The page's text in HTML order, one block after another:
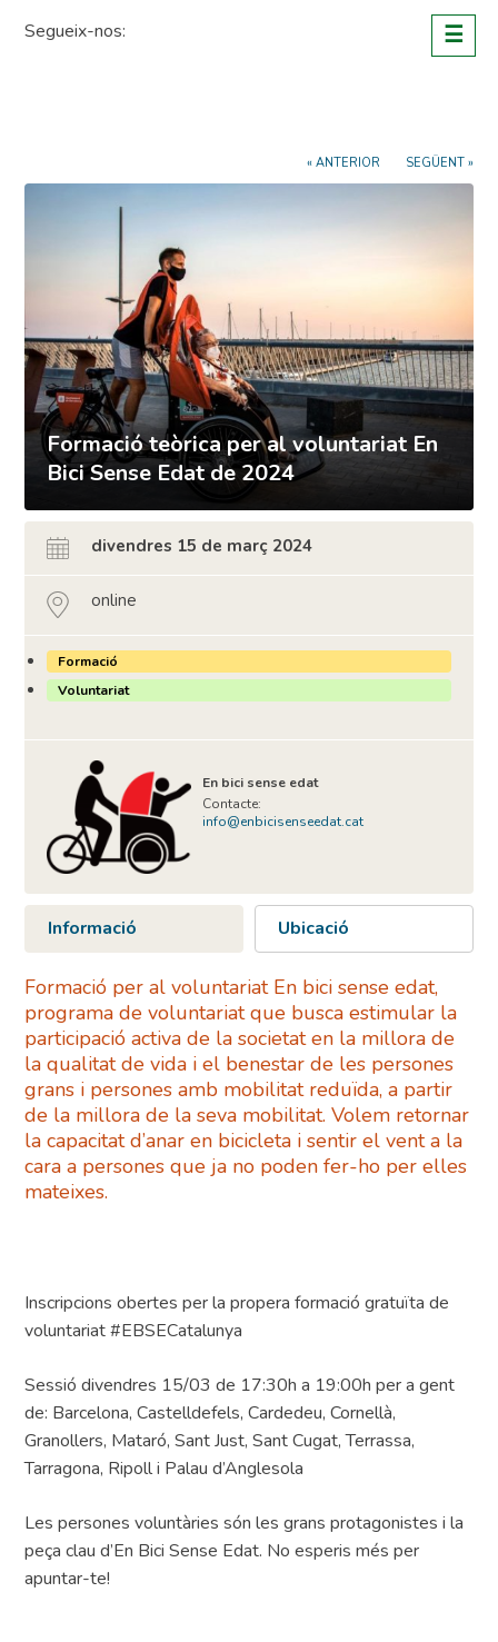
Segueix-nos: ☰
« ANTERIOR SEGÜENT »
Formació teòrica per al voluntariat En
Bici Sense Edat de 2024
divendres 15 de març 2024
online
Formació
Voluntariat
En bici sense edat
Contacte:
info@enbicisenseedat.cat
Informació Ubicació
Formació per al voluntariat En bici sense edat,
programa de voluntariat que busca estimular la
participació activa de la societat en la millora de
la qualitat de vida i el benestar de les persones
grans i persones amb mobilitat reduïda, a partir
de la millora de la seva mobilitat. Volem retornar
la capacitat d’anar en bicicleta i sentir el vent a la
cara a persones que ja no poden fer-ho per elles
mateixes.
Inscripcions obertes per la propera formació gratuïta de
voluntariat #EBSECatalunya
Sessió divendres 15/03 de 17:30h a 19:00h per a gent
de: Barcelona, Castelldefels, Cardedeu, Cornellà,
Granollers, Mataró, Sant Just, Sant Cugat, Terrassa,
Tarragona, Ripoll i Palau d’Anglesola
Les persones voluntàries són les grans protagonistes i la
peça clau d’En Bici Sense Edat. No esperis més per
apuntar-te!